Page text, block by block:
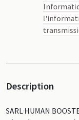
Description
SARL HUMAN